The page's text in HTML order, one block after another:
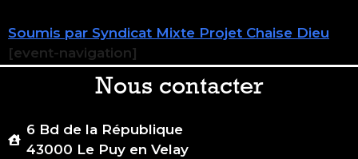
Soumis par Syndicat Mixte Projet Chaise Dieu
[event-navigation]
Nous contacter
6 Bd de la République
43000 Le Puy en Velay